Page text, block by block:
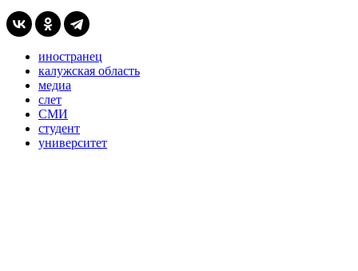
иностранец
калужская область
медиа
слет
СМИ
студент
университет